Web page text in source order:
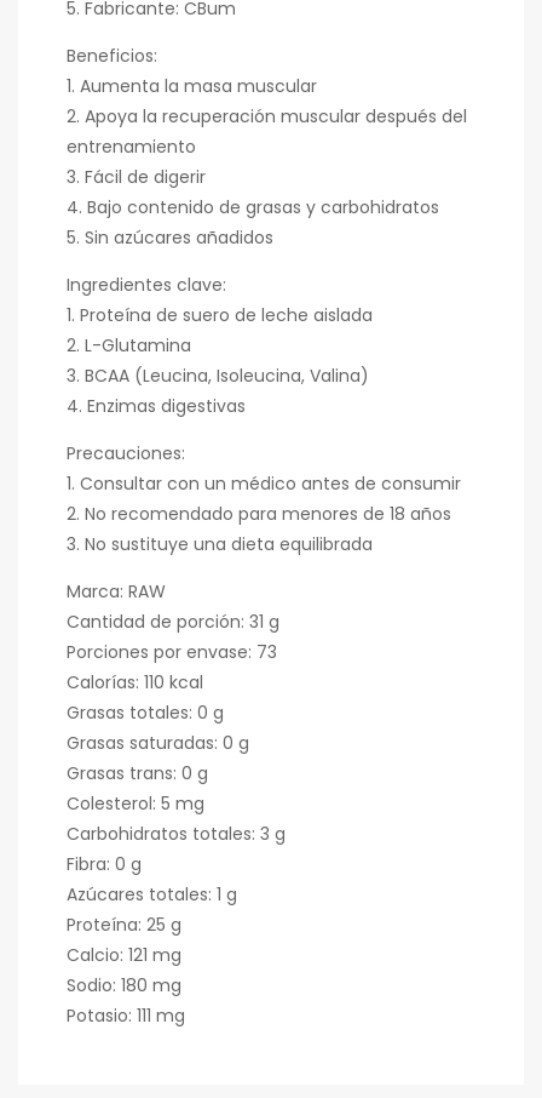
5. Fabricante: CBum
Beneficios:
1. Aumenta la masa muscular
2. Apoya la recuperación muscular después del
entrenamiento
3. Fácil de digerir
4. Bajo contenido de grasas y carbohidratos
5. Sin azúcares añadidos
Ingredientes clave:
1. Proteína de suero de leche aislada
2. L-Glutamina
3. BCAA (Leucina, Isoleucina, Valina)
4. Enzimas digestivas
Precauciones:
1. Consultar con un médico antes de consumir
2. No recomendado para menores de 18 años
3. No sustituye una dieta equilibrada
Marca: RAW
Cantidad de porción: 31 g
Porciones por envase: 73
Calorías: 110 kcal
Grasas totales: 0 g
Grasas saturadas: 0 g
Grasas trans: 0 g
Colesterol: 5 mg
Carbohidratos totales: 3 g
Fibra: 0 g
Azúcares totales: 1 g
Proteína: 25 g
Calcio: 121 mg
Sodio: 180 mg
Potasio: 111 mg